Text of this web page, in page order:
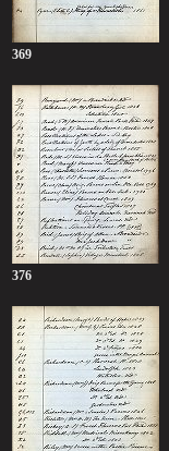
369
376